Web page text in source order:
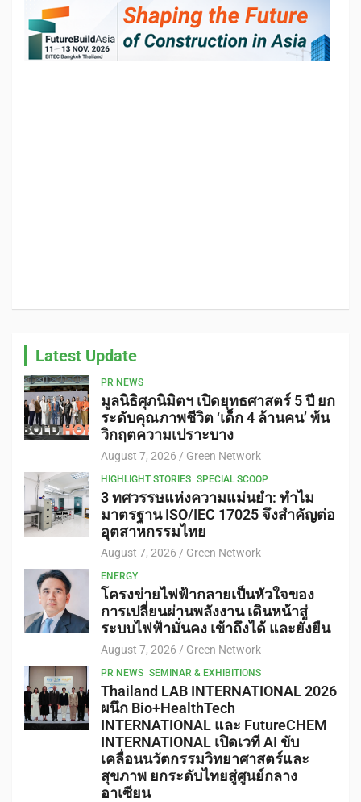
Latest Update
PR NEWS
มูลนิธิศุภนิมิตฯ เปิดยุทธศาสตร์ 5 ปี ยก
ระดับคุณภาพชีวิต ‘เด็ก 4 ล้านคน’ พ้น
วิกฤตความเปราะบาง
August 7, 2026 Green Network
HIGHLIGHT STORIES SPECIAL SCOOP
3 ทศวรรษแห่งความแม่นยำ: ทำไม
มาตรฐาน ISO/IEC 17025 จึงสำคัญต่อ
อุตสาหกรรมไทย
August 7, 2026 Green Network
ENERGY
โครงข่ายไฟฟ้ากลายเป็นหัวใจของ
การเปลี่ยนผ่านพลังงาน เดินหน้าสู่
ระบบไฟฟ้ามั่นคง เข้าถึงได้ และยั่งยืน
August 7, 2026 Green Network
PR NEWS SEMINAR & EXHIBITIONS
Thailand LAB INTERNATIONAL 2026
ผนึก Bio+HealthTech
INTERNATIONAL และ FutureCHEM
INTERNATIONAL เปิดเวที AI ขับ
เคลื่อนนวัตกรรมวิทยาศาสตร์และ
สุขภาพ ยกระดับไทยสู่ศูนย์กลาง
อาเซียน